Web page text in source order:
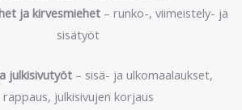
ja kirvesmiehet – runko-, viimeistely- ja
sisätyöt
julkisivutyöt – sisä- ja ulkomaalaukset,
rappaus, julkisivujen korjaus